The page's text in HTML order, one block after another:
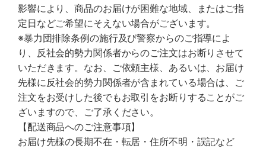
影響により、商品のお届けが困難な地域、またはご指
定日などご希望にそえない場合がございます。
※暴力団排除条例の施行及び警察からのご指導によ
り、反社会的勢力関係者からのご注文はお断りさせて
いただきます。なお、ご依頼主様、あるいは、お届け
先様に反社会的勢力関係者が含まれている場合は、ご
注文をお受けした後でもお取引をお断りすることがご
ざいますので、ご了承ください。
【配送商品へのご注意事項】
お届け先様の長期不在・転居・住所不明・誤記など